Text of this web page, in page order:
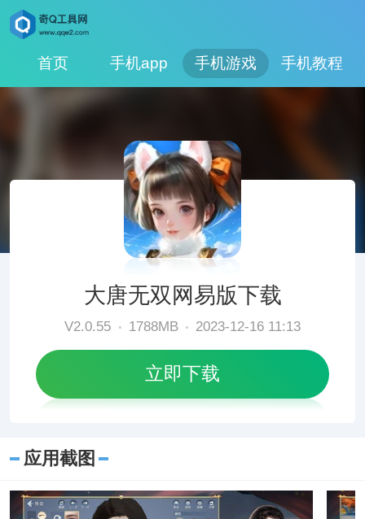
首页 手机app 手机游戏 手机教程
大唐无双网易版下载
V2.0.55 1788MB 2023-12-16 11:13
立即下载
应用截图